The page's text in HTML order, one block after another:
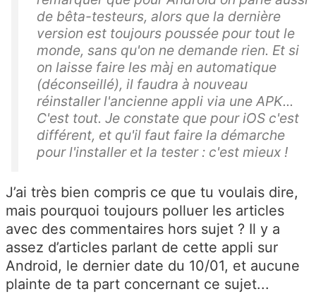
de bêta-testeurs, alors que la dernière
version est toujours poussée pour tout le
monde, sans qu'on ne demande rien. Et si
on laisse faire les màj en automatique
(déconseillé), il faudra à nouveau
réinstaller l'ancienne appli via une APK...
C'est tout. Je constate que pour iOS c'est
différent, et qu'il faut faire la démarche
pour l'installer et la tester : c'est mieux !
J’ai très bien compris ce que tu voulais dire,
mais pourquoi toujours polluer les articles
avec des commentaires hors sujet ? Il y a
assez d’articles parlant de cette appli sur
Android, le dernier date du 10/01, et aucune
plainte de ta part concernant ce sujet...